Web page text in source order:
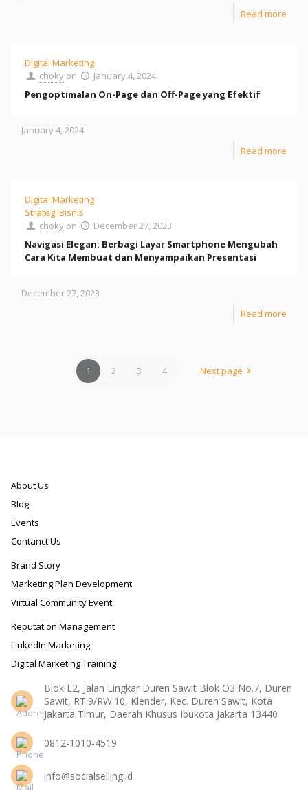
Read more
Digital Marketing
choky on
January 4, 2024
Pengoptimalan On-Page dan Off-Page yang Efektif
January 4, 2024
Read more
Digital Marketing
Strategi Bisnis
choky on
December 27, 2023
Navigasi Elegan: Berbagi Layar Smartphone Mengubah
Cara Kita Membuat dan Menyampaikan Presentasi
December 27, 2023
Read more
1 2 3 4 Next page
About Us
Blog
Events
Contanct Us
Brand Story
Marketing Plan Development
Virtual Community Event
Reputation Management
LinkedIn Marketing
Digital Marketing Training
Blok L2, Jalan Lingkar Duren Sawit Blok O3 No.7, Duren
Sawit, RT.9/RW.10, Klender, Kec. Duren Sawit, Kota
Jakarta Timur, Daerah Khusus Ibukota Jakarta 13440
0812-1010-4519
info@socialselling.id